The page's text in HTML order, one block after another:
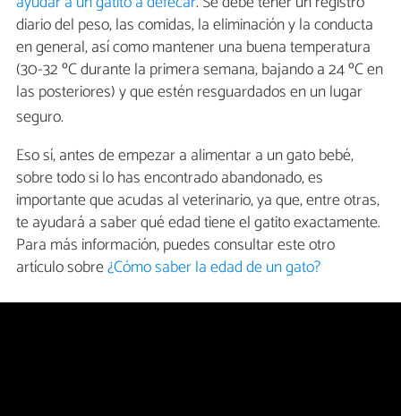
diario del peso, las comidas, la eliminación y la conducta
en general, así como mantener una buena temperatura
(30-32 ºC durante la primera semana, bajando a 24 ºC en
las posteriores) y que estén resguardados en un lugar
seguro.
Eso sí, antes de empezar a alimentar a un gato bebé,
sobre todo si lo has encontrado abandonado, es
importante que acudas al veterinario, ya que, entre otras,
te ayudará a saber qué edad tiene el gatito exactamente.
Para más información, puedes consultar este otro
artículo sobre¿Cómo saber la edad de un gato?